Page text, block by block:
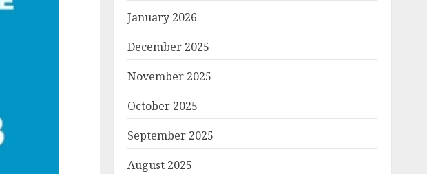
January 2026
December 2025
November 2025
October 2025
September 2025
August 2025